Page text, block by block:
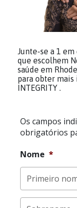
Junte-se a 1
que escolhem
saúde em
para obter mais
INTEGRITY .
Os campos
obrigatórios
Nome *
Primeiro